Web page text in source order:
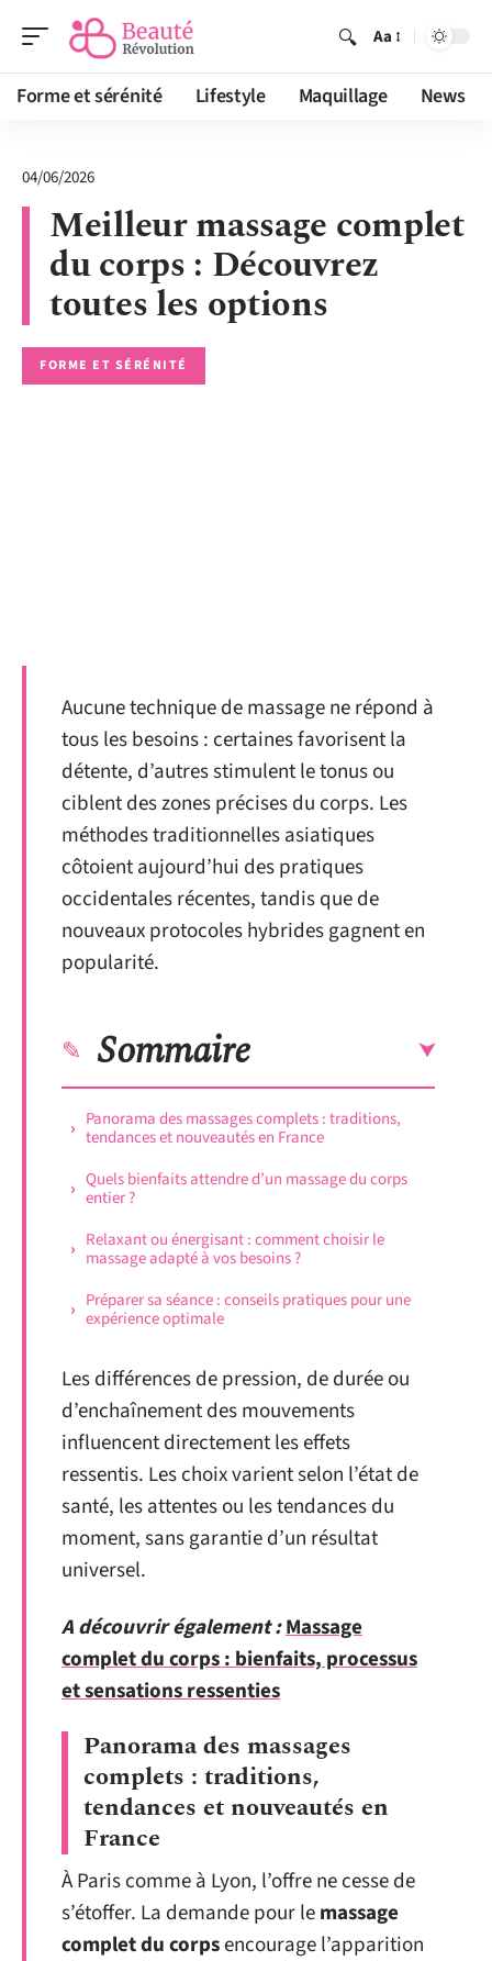
Aa
Forme et sérénité Lifestyle Maquillage News
04/06/2026
Meilleur massage complet
du corps : Découvrez
toutes les options
FORME ET SÉRÉNITÉ
Aucune technique de massage ne répond à
tous les besoins : certaines favorisent la
détente, d’autres stimulent le tonus ou
ciblent des zones précises du corps. Les
méthodes traditionnelles asiatiques
côtoient aujourd’hui des pratiques
occidentales récentes, tandis que de
nouveaux protocoles hybrides gagnent en
popularité.
Sommaire
Panorama des massages complets : traditions,
tendances et nouveautés en France
Quels bienfaits attendre d’un massage du corps
entier ?
Relaxant ou énergisant : comment choisir le
massage adapté à vos besoins ?
Préparer sa séance : conseils pratiques pour une
expérience optimale
Les différences de pression, de durée ou
d’enchaînement des mouvements
influencent directement les effets
ressentis. Les choix varient selon l’état de
santé, les attentes ou les tendances du
moment, sans garantie d’un résultat
universel.
A découvrir également :Massage
complet du corps : bienfaits, processus
et sensations ressenties
Panorama des massages
complets : traditions,
tendances et nouveautés en
France
À Paris comme à Lyon, l’offre ne cesse de
s’étoffer. La demande pour lemassage
complet du corpsencourage l’apparition